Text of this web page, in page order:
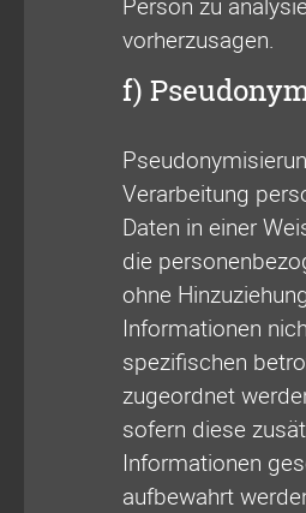
vorherzusagen.
f)
Verarbeitung
Daten in einer
die
ohne
Informationen
spezifischen
zugeordnet
sofern diese
Informationen
aufbewahrt